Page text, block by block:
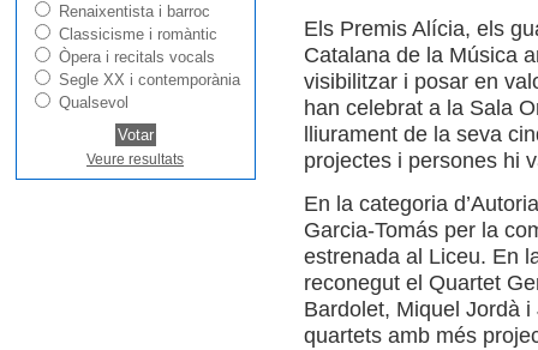
Renaixentista i barroc
Classicisme i romàntic
Òpera i recitals vocals
Segle XX i contemporània
Qualsevol
Veure resultats
Els Premis Alícia, els
Catalana de la Música
visibilitzar i posar en
han celebrat a la Sala
lliurament de la seva
projectes i persones hi
En la categoria
Garcia-Tomás per la
estrenada al Liceu. En
reconegut el Quartet
Bardolet, Miquel Jordà
quartets amb més